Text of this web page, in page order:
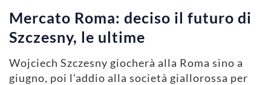
Mercato Roma: deciso il futuro di
Szczesny, le ultime
Wojciech Szczesny giocherà alla Roma sino a
giugno, poi l'addio alla società giallorossa per